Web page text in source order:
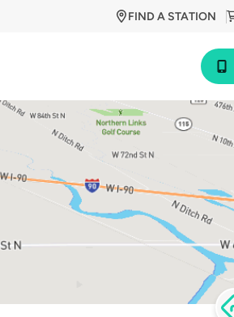
FIND A STATION